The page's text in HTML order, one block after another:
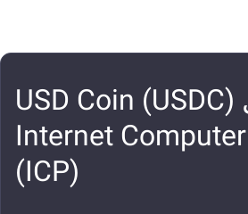
كيفية تحويل USD Coin (USDC)
ETH إلى Internet Computer
(ICP)